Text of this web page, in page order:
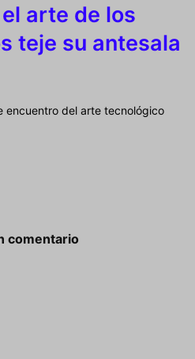
el arte de los
teje su antesala
encuentro del arte tecnológico
comentario